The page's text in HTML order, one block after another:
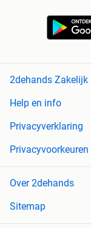
2dehands Zakelijk
Help en info
Privacyverklaring
Privacyvoorkeuren
Over 2dehands
Sitemap